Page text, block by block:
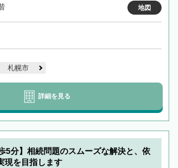
地図
札幌市
詳細を見る
5分】相続問題のスムーズな解決と、依
現を目指します